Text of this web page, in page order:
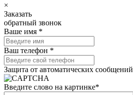
×
Заказать
обратный звонок
Ваше имя *
Ваш телефон *
Защита от автоматических сообщений
Введите слово на картинке*